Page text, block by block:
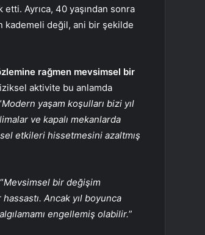
Ayrıca, 40 yaşından sonra
kademeli değil, ani bir şekilde
rağmen mevsimsel bir
aktivite bu anlamda
Modern yaşam koşulları bizi yıl
ve kapalı mekanlarda
etkileri hissetmesini azaltmış
Mevsimsel bir değişim
Ancak yıl boyunca
engellemiş olabilir.”